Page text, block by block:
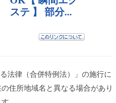
法律（合併特例法）」の施行に
住所地域名と異なる場合があり